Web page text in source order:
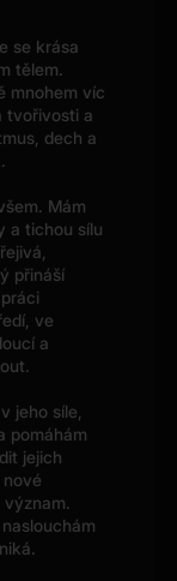
se krása
tělem.
mnohem víc
tvořivosti a
dech a
Mám
a tichou sílu
přináší
ve
a
jeho síle,
pomáhám
jejich